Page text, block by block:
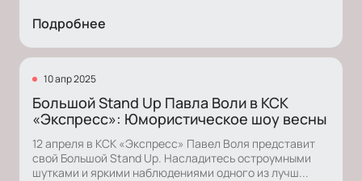
Подробнее
10 апр 2025
Большой Stand Up Павла Воли в КСК
«Экспресс»: Юмористическое шоу весны
12 апреля в КСК «Экспресс» Павел Воля представит
свой Большой Stand Up. Насладитесь остроумными
шутками и яркими наблюдениями одного из лучш...